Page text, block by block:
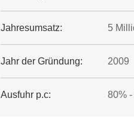
Jahresumsatz: 5
Jahr der Gründung: 2009
Ausfuhr p.c: 80%